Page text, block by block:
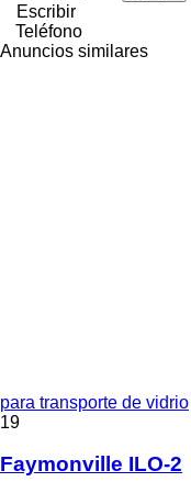
Escribir
Teléfono
Anuncios similares
para transporte de vidrio
19
Faymonville ILO-2